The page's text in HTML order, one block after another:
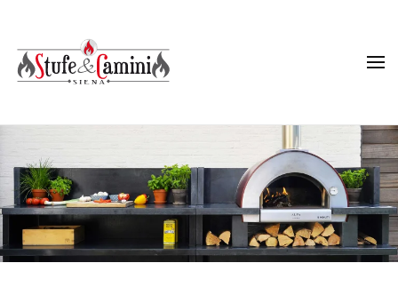
Skip
to